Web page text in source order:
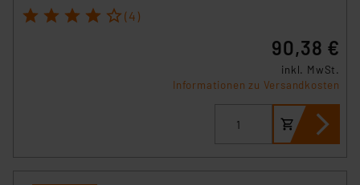
1 2 3 4 5 (4)
90,38 €
inkl. MwSt.
Informationen zu Versandkosten